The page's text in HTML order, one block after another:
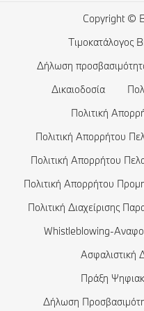
Ιστορικοί Τιμοκατάλογοι
Στοιχεία Δημοσιότητας
Σύγκριση Αυτοκινήτων
Κλείστε ένα test drive
BMW Σειρά 4
BMW Σειρά 3
BMW Σειρά 2
BMW Σειρά 1
Η οικογένεια BMW X1
BMW Σειρά M
Αυτονομία ηλεκτρικών
Κόστος ηλεκτρικών
Αυτοκίνητα με
Copyright ©
Τιμοκατάλογος
Δήλωση
Δικαιοδοσία
Πολιτική
Πολιτική Απορρήτου
Πολιτική Απορρήτου
Πολιτική Απορρήτου
Πολιτική Διαχείρισης
Whistleblowing-
Ασφαλιστική
Πράξη
Δήλωση